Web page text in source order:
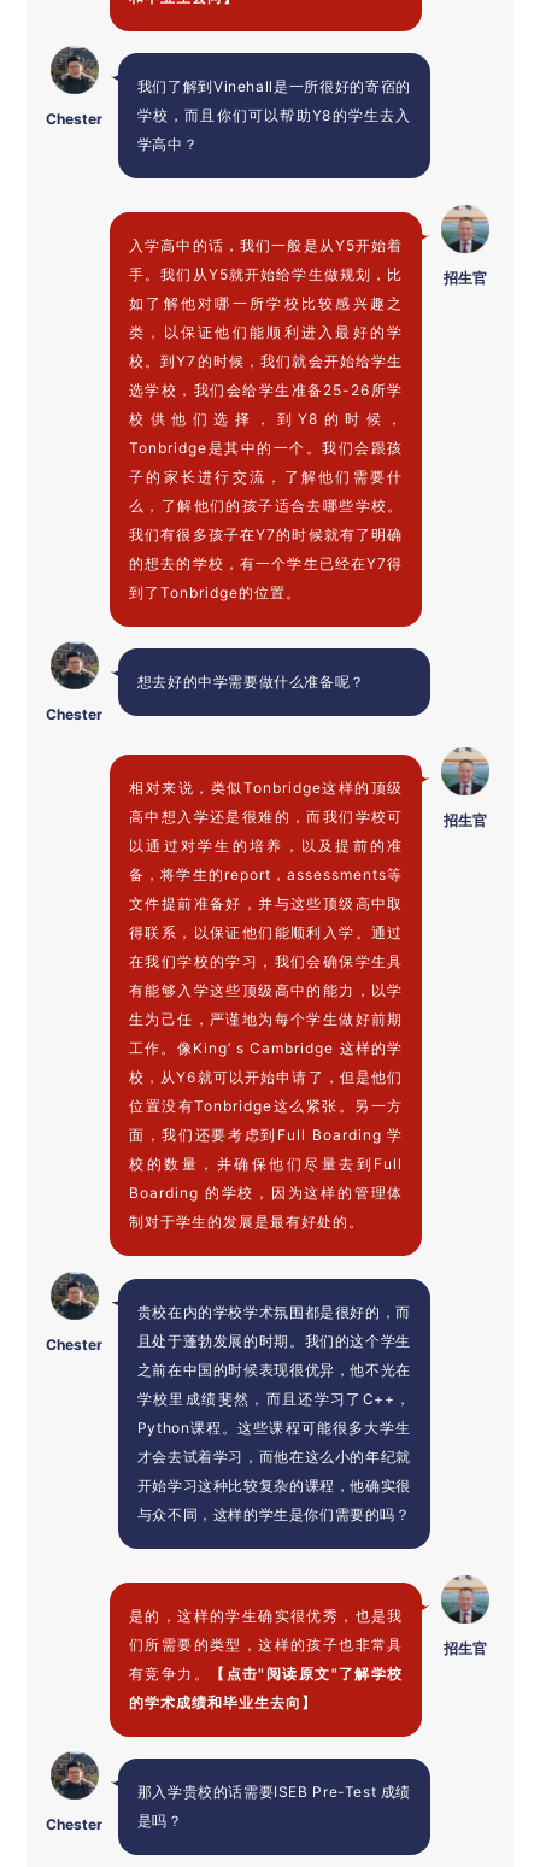
Chester
我们了解到Vinehall是一所很好的寄宿的
学校，而且你们可以帮助Y8的学生去入
学高中？
入学高中的话，我们一般是从Y5开始着
手。我们从Y5就开始给学生做规划，比
如了解他对哪一所学校比较感兴趣之
类，以保证他们能顺利进入最好的学
校。到Y7的时候，我们就会开始给学生
选学校，我们会给学生准备25-26所学
校供他们选择，到Y8的时候，
Tonbridge是其中的一个。我们会跟孩
子的家长进行交流，了解他们需要什
么，了解他们的孩子适合去哪些学校。
我们有很多孩子在Y7的时候就有了明确
的想去的学校，有一个学生已经在Y7得
到了Tonbridge的位置。
招生官
Chester
想去好的中学需要做什么准备呢？
相对来说，类似Tonbridge这样的顶级
高中想入学还是很难的，而我们学校可
以通过对学生的培养，以及提前的准
备，将学生的report，assessments等
文件提前准备好，并与这些顶级高中取
得联系，以保证他们能顺利入学。通过
在我们学校的学习，我们会确保学生具
有能够入学这些顶级高中的能力，以学
生为己任，严谨地为每个学生做好前期
工作。像King’ s Cambridge 这样的学
校，从Y6就可以开始申请了，但是他们
位置没有Tonbridge这么紧张。另一方
面，我们还要考虑到Full Boarding 学
校的数量，并确保他们尽量去到Full
Boarding 的学校，因为这样的管理体
制对于学生的发展是最有好处的。
招生官
Chester
贵校在内的学校学术氛围都是很好的，而
且处于蓬勃发展的时期。我们的这个学生
之前在中国的时候表现很优异，他不光在
学校里成绩斐然，而且还学习了C++，
Python课程。这些课程可能很多大学生
才会去试着学习，而他在这么小的年纪就
开始学习这种比较复杂的课程，他确实很
与众不同，这样的学生是你们需要的吗？
是的，这样的学生确实很优秀，也是我
们所需要的类型，这样的孩子也非常具
有竞争力。
【点击"阅读原文"了解学校
的学术成绩和毕业生去向】
招生官
Chester
那入学贵校的话需要ISEB Pre-Test 成绩
是吗？